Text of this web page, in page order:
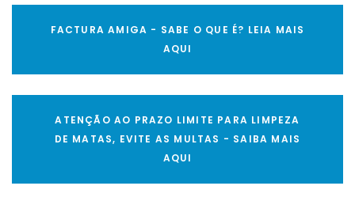
FACTURA AMIGA - SABE O QUE É? LEIA MAIS
AQUI
ATENÇÃO AO PRAZO LIMITE PARA LIMPEZA
DE MATAS, EVITE AS MULTAS - SAIBA MAIS
AQUI